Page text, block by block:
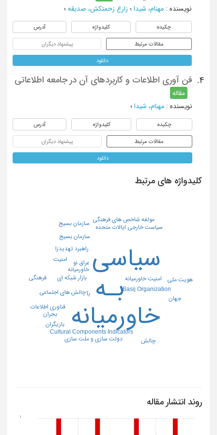
نویسنده : مهنام، شیدا ؛ زارع زحمتکش، صدیقه ؛
چکیده کلیدواژه آدرس
مقالات مرتبط پیشنهاد دیگران
دانلود
4. فن آوری اطلاعات و کاربردهای آن در جامعه اطلاعاتی
مقاله
نویسنده : مهنام، شیدا ؛
چکیده کلیدواژه آدرس
مقالات مرتبط پیشنهاد دیگران
دانلود
کلیدواژه های مرتبط
بـه
خاورمیانه
سیاسی
Basij Organization
Cultural Components Indicators
امنیت خاورمیانه بازار شبکه ای
چالش های اجتماعی
خاورمیانه
دولت سازی و ملت سازی
راهبرد تهدیدزا
سازمان بسیج
سیاست خارجی ایالات متحده
عراق نو
فناوری اطلاعات
مولفه شاخص های فرهنگی
امنیت
بآ
بازیگران
بحران
جهان
چالش
سازمان بسیج
فرهنگی هویت ملی
روند انتشار مقاله
1